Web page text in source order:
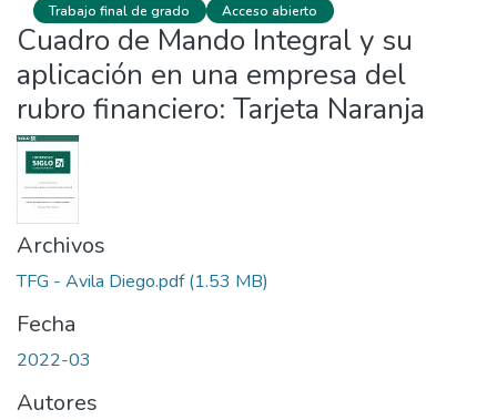
Trabajo final de grado Acceso abierto
Cuadro de Mando Integral y su
aplicación en una empresa del
rubro financiero: Tarjeta Naranja
Archivos
TFG - Avila Diego.pdf(1.53 MB)
Fecha
2022-03
Autores